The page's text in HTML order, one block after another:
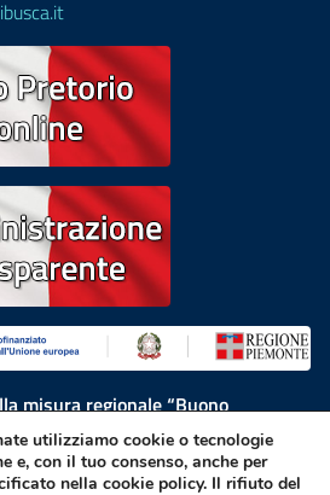
misura regionale “Buono
dal Programma Regionale Fondo
2027
utilizziamo cookie o tecnologie
e, con il tuo consenso, anche per
nella cookie policy. Il rifiuto del